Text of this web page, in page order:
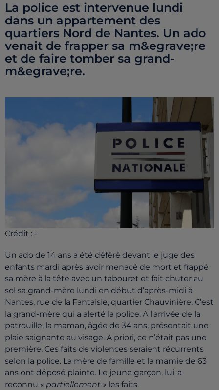
La police est intervenue lundi
dans un appartement des
quartiers Nord de Nantes. Un ado
venait de frapper sa m&egrave;re
et de faire tomber sa grand-
m&egrave;re.
Crédit : -
Un ado de 14 ans a été déféré devant le juge des
enfants mardi après avoir menacé de mort et frappé
sa mère à la tête avec un tabouret et fait chuter au
sol sa grand-mère lundi en début d’après-midi à
Nantes, rue de la Fantaisie, quartier Chauvinière. C’est
la grand-mère qui a alerté la police. A l’arrivée de la
patrouille, la maman, âgée de 34 ans, présentait une
plaie saignante au visage. A priori, ce n’était pas une
première. Ces faits de violences seraient récurrents
selon la police. La mère de famille et la mamie de 63
ans ont déposé plainte. Le jeune garçon, lui, a
reconnu « partiellement » les faits.